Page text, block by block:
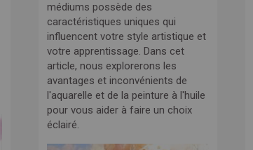
médiums possède des
caractéristiques uniques qui
influencent votre style artistique et
votre apprentissage. Dans cet
article, nous explorerons les
avantages et inconvénients de
l'aquarelle et de la peinture à l'huile
pour vous aider à faire un choix
éclairé.